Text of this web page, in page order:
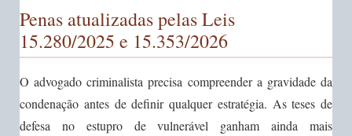
Penas atualizadas pelas Leis
15.280/2025 e 15.353/2026
O advogado criminalista precisa compreender a gravidade da
condenação antes de definir qualquer estratégia. As teses de
defesa no estupro de vulnerável ganham ainda mais